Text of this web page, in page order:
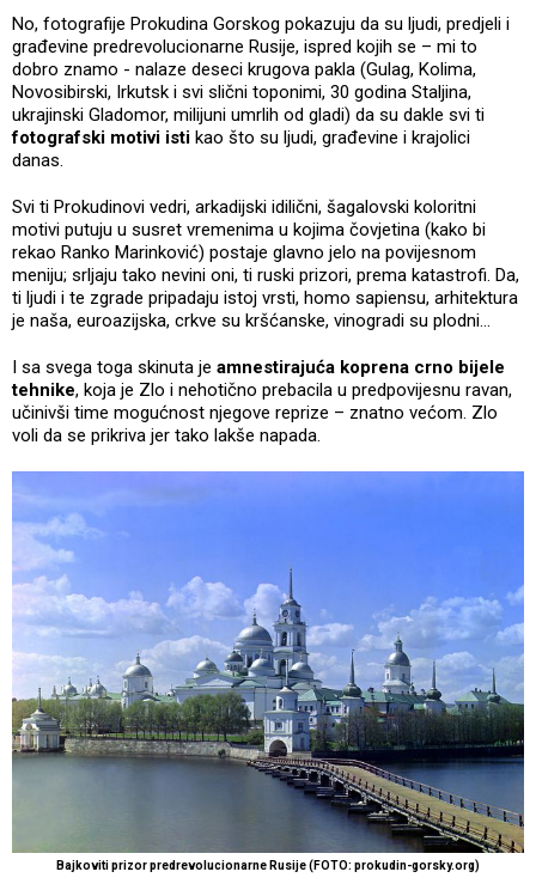
No, fotografije Prokudina Gorskog pokazuju da su ljudi, predjeli i
građevine predrevolucionarne Rusije, ispred kojih se – mi to
dobro znamo - nalaze deseci krugova pakla (Gulag, Kolima,
Novosibirski, Irkutsk i svi slični toponimi, 30 godina Staljina,
ukrajinski Gladomor, milijuni umrlih od gladi) da su dakle svi ti
fotografski motivi isti kao što su ljudi, građevine i krajolici
danas.
Svi ti Prokudinovi vedri, arkadijski idilični, šagalovski koloritni
motivi putuju u susret vremenima u kojima čovjetina (kako bi
rekao Ranko Marinković) postaje glavno jelo na povijesnom
meniju; srljaju tako nevini oni, ti ruski prizori, prema katastrofi. Da,
ti ljudi i te zgrade pripadaju istoj vrsti, homo sapiensu, arhitektura
je naša, euroazijska, crkve su kršćanske, vinogradi su plodni…
I sa svega toga skinuta je amnestirajuća koprena crno bijele
tehnike, koja je Zlo i nehotično prebacila u predpovijesnu ravan,
učinivši time mogućnost njegove reprize – znatno većom. Zlo
voli da se prikriva jer tako lakše napada.
Bajkoviti prizor predrevolucionarne Rusije (FOTO: prokudin-gorsky.org)